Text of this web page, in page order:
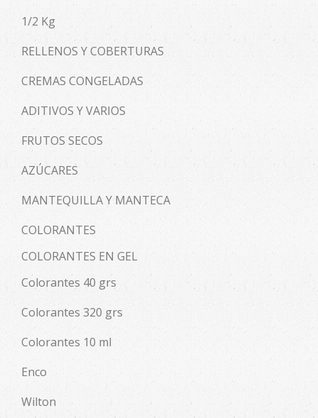
1/2 Kg
RELLENOS Y COBERTURAS
CREMAS CONGELADAS
ADITIVOS Y VARIOS
FRUTOS SECOS
AZÚCARES
MANTEQUILLA Y MANTECA
COLORANTES
COLORANTES EN GEL
Colorantes 40 grs
Colorantes 320 grs
Colorantes 10 ml
Enco
Wilton